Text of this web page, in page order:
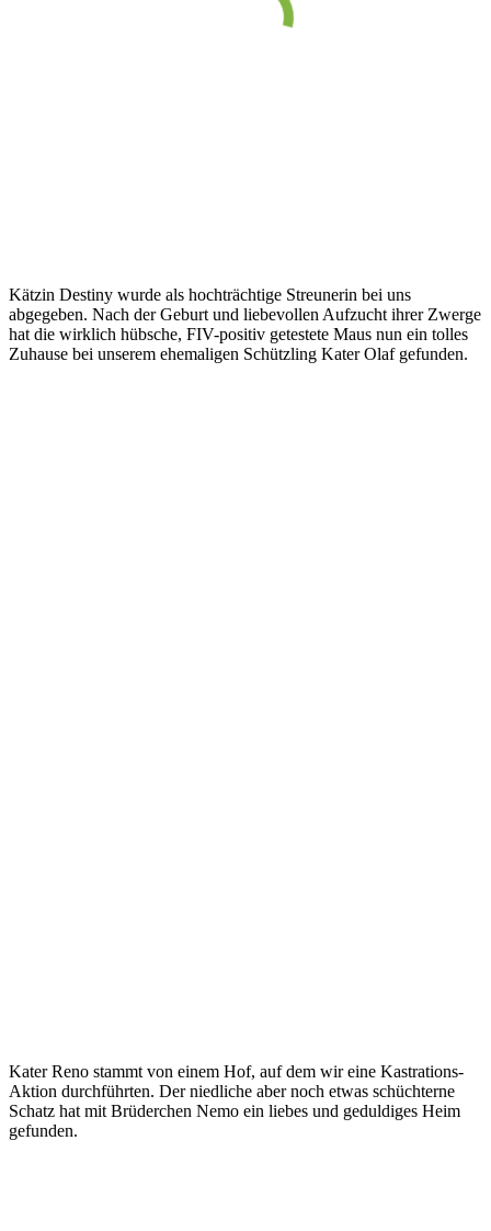
Kätzin Destiny wurde als hochträchtige Streunerin bei uns
abgegeben. Nach der Geburt und liebevollen Aufzucht ihrer Zwerge
hat die wirklich hübsche, FIV-positiv getestete Maus nun ein tolles
Zuhause bei unserem ehemaligen Schützling Kater Olaf gefunden.
Kater Reno stammt von einem Hof, auf dem wir eine Kastrations-
Aktion durchführten. Der niedliche aber noch etwas schüchterne
Schatz hat mit Brüderchen Nemo ein liebes und geduldiges Heim
gefunden.